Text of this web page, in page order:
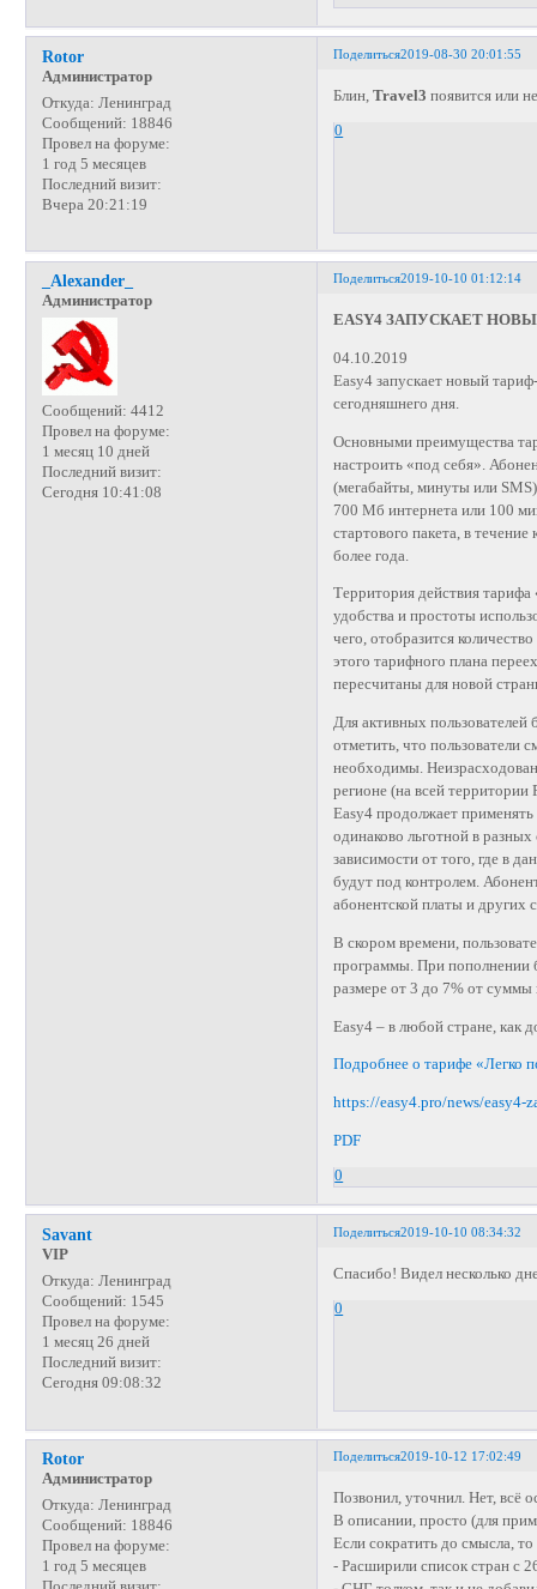
Поделиться2019-08-30 20:01:55
Rotor
Администратор
Откуда: Ленинград
Сообщений: 18846
Провел на форуме:
1 год 5 месяцев
Последний визит:
Вчера 20:21:19
Блин,Travel3 появится или
0
Поделиться2019-10-10 01:12:14
_Alexander_
Администратор
Сообщений: 4412
Провел на форуме:
1 месяц 10 дней
Последний визит:
Сегодня 10:41:08
EASY4 ЗАПУСКАЕТ
04.10.2019
Easy4 запускает новый
сегодняшнего дня.
Основными преимущества
настроить «под себя».
(мегабайты, минуты или SMS)
700 Мб интернета или 100
стартового пакета, в течение
более года.
Территория действия
удобства и простоты
чего, отобразится
этого тарифного плана
пересчитаны для новой
Для активных
отметить, что пользователи
необходимы.
регионе (на всей
Easy4 продолжает
одинаково льготной в
зависимости от того, где в
будут под контролем.
абонентской платы и других
В скором времени,
программы. При пополнении
размере от 3 до 7% от суммы
Easy4 – в любой стране, как
Подробнее о тарифе «Легко
https://easy4.pro/news/easy4-
PDF
0
Поделиться2019-10-10 08:34:32
Savant
VIP
Откуда: Ленинград
Сообщений: 1545
Провел на форуме:
1 месяц 26 дней
Последний визит:
Сегодня 09:08:32
Спасибо! Видел несколько
0
Поделиться2019-10-12 17:02:49
Rotor
Администратор
Откуда: Ленинград
Сообщений: 18846
Провел на форуме:
1 год 5 месяцев
Позвонил, уточнил. Нет, всё
В описании, просто (для
Если сократить до смысла,
- Расширили список стран с